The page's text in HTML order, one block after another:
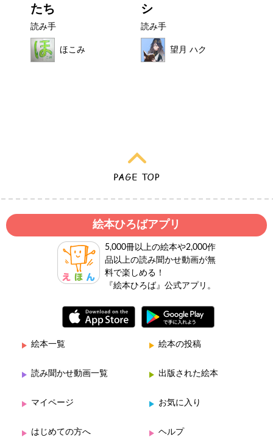
たち
読み手
ほこみ
シ
読み手
望月 ハク
絵本ひろばアプリ
5,000冊以上の絵本や2,000作
品以上の読み聞かせ動画が無
料で楽しめる！
『絵本ひろば』公式アプリ。
絵本一覧 絵本の投稿
読み聞かせ動画一覧 出版された絵本
マイページ お気に入り
はじめての方へ ヘルプ